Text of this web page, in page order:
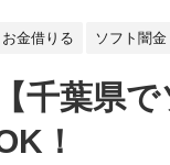
お金借りる ソフト闇金
【千葉県
！